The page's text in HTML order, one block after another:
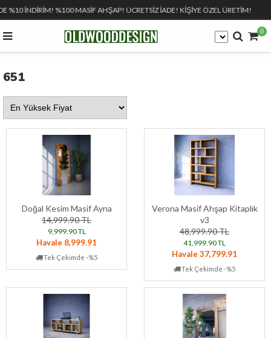
%10 İNDİRİM! %100 MASİF AHŞAP! ÜCRETSİZ İADE! KİŞİYE ÖZEL ÜRETİM!
0
651
Doğal Kesim Masif Ayna
14,999.90 TL
9,999.90 TL
Havale 8,999.91
Tek Çekimde -%5
Verona Masif Ahşap Kitaplık
v3
48,999.90 TL
41,999.90 TL
Havale 37,799.91
Tek Çekimde -%5